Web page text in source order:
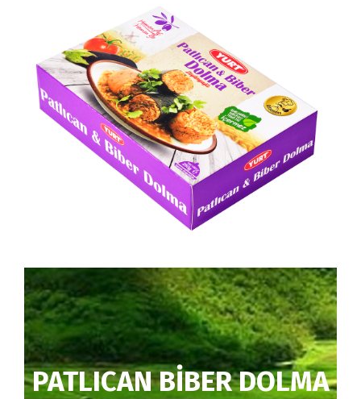
PATLICAN BİBER DOLMA